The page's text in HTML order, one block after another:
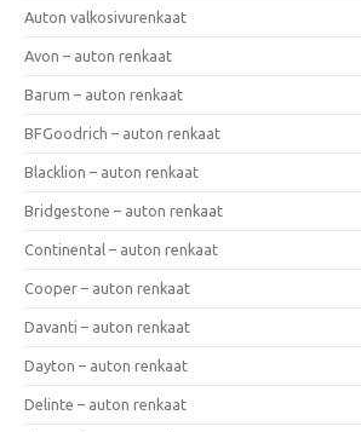
Auton valkosivurenkaat
Avon – auton renkaat
Barum – auton renkaat
BFGoodrich – auton renkaat
Blacklion – auton renkaat
Bridgestone – auton renkaat
Continental – auton renkaat
Cooper – auton renkaat
Davanti – auton renkaat
Dayton – auton renkaat
Delinte – auton renkaat